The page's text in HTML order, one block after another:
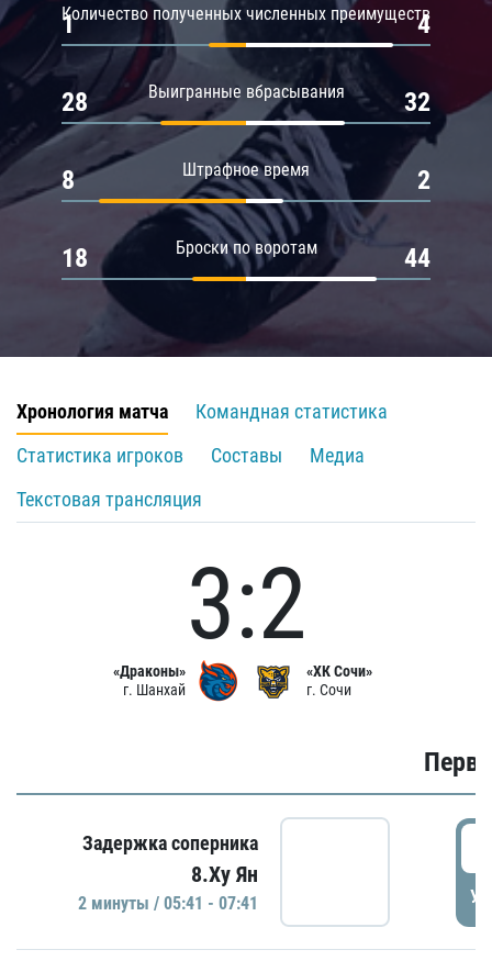
Количество полученных численных преимуществ
1 4
Выигранные вбрасывания
28 32
Штрафное время
8 2
Броски по воротам
18 44
Хронология матча
Командная статистика
Статистика игроков
Составы
Медиа
Текстовая трансляция
«Драконы»
г. Шанхай
3:2
«ХК Сочи»
г. Сочи
Задержка соперника
8.Ху Ян
2 минуты / 05:41 - 07:41